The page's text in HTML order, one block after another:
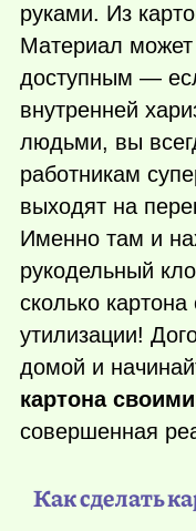
руками. Из
Материал
доступным —
внутренней
людьми, вы
работникам
выходят на
Именно там и
рукодельный
сколько
утилизации!
домой и
картона
совершенная
Как сделать